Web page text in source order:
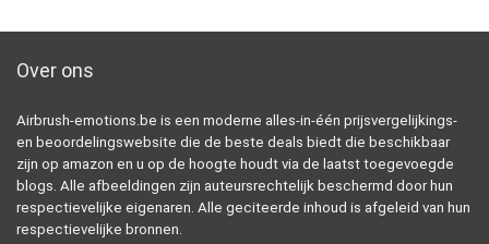
Over ons
Airbrush-emotions.be is een moderne alles-in-één prijsvergelijkings-
en beoordelingswebsite die de beste deals biedt die beschikbaar
zijn op amazon en u op de hoogte houdt via de laatst toegevoegde
blogs. Alle afbeeldingen zijn auteursrechtelijk beschermd door hun
respectievelijke eigenaren. Alle geciteerde inhoud is afgeleid van hun
respectievelijke bronnen.